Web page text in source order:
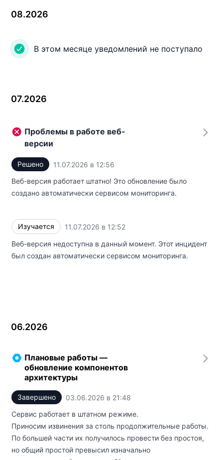
08.2026
В этом месяце уведомлений не поступало
07.2026
Проблемы в работе веб-
версии
Решено 11.07.2026 в 12:56
Веб-версия работает штатно! Это обновление было
создано автоматически сервисом мониторинга.
Изучается 11.07.2026 в 12:52
Веб-версия недоступна в данный момент. Этот инцидент
был создан автоматически сервисом мониторинга.
06.2026
Плановые работы —
обновление компонентов
архитектуры
Завершено 03.06.2026 в 21:48
Сервис работает в штатном режиме.
Приносим извинения за столь продолжительные работы.
По большей части их получилось провести без простоя,
но общий простой превысил изначально